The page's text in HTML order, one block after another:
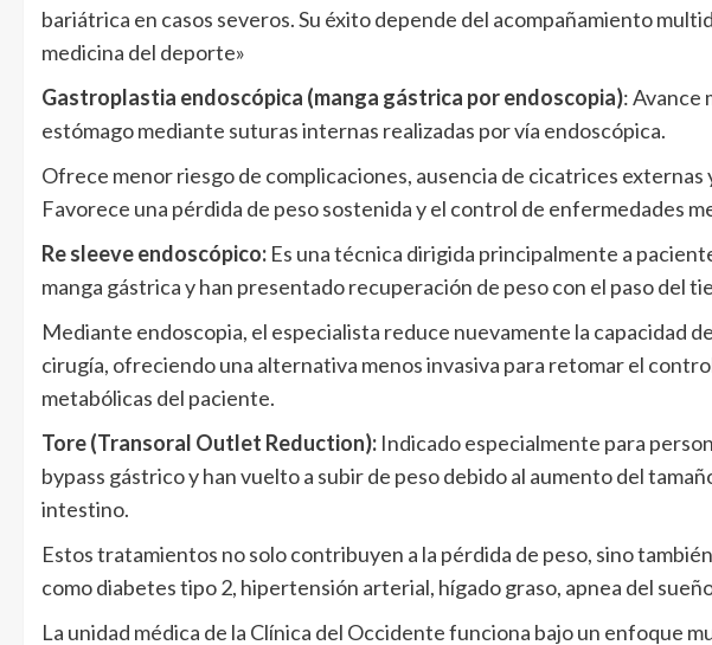
bariátrica en casos severos. Su éxito depende del acompañamiento
medicina del deporte»
Gastroplastia endoscópica (manga gástrica por endoscopia): Avance
estómago mediante suturas internas realizadas por vía endoscópica.
Ofrece menor riesgo de complicaciones, ausencia de cicatrices
Favorece una pérdida de peso sostenida y el control de enfermedades
Re sleeve endoscópico: Es una técnica dirigida principalmente a
manga gástrica y han presentado recuperación de peso con el paso del
Mediante endoscopia, el especialista reduce nuevamente la capacidad
cirugía, ofreciendo una alternativa menos invasiva para retomar el
metabólicas del paciente.
Tore (Transoral Outlet Reduction): Indicado especialmente para
bypass gástrico y han vuelto a subir de peso debido al aumento del
intestino.
Estos tratamientos no solo contribuyen a la pérdida de peso, sino
como diabetes tipo 2, hipertensión arterial, hígado graso, apnea del
La unidad médica de la Clínica del Occidente funciona bajo un enfoque